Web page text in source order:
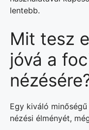
lentebb.
Mit tesz
jóvá a
Egy kiváló
nézési élményét,